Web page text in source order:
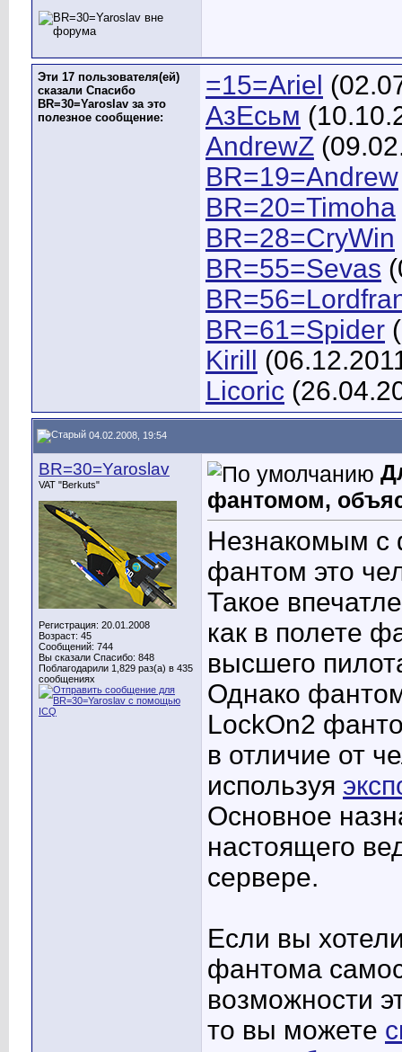
Эти 17 пользователя(ей)
сказали Спасибо
BR=30=Yaroslav за это
полезное сообщение:
=15=Ariel
АзЕсьм
AndrewZ
BR=19=Andrew
BR=20=Timoha
BR=28=CryWin
BR=55=Sevas
BR=61=Spider
Kirill
Licoric
04.02.2008, 19:54
BR=30=Yaroslav
VAT "Berkuts"
Регистрация: 20.01.2008
Возраст: 45
Сообщений: 744
Вы сказали Спасибо: 848
Поблагодарили 1,829 раз(а) в 435
сообщениях
фантомом,
Незнакомым с
фантом это
Такое
как в полете
высшего
Однако
LockOn2
в отличие от
используя
Основное
настоящего
сервере.
Если вы
фантома
возможности
то вы можете